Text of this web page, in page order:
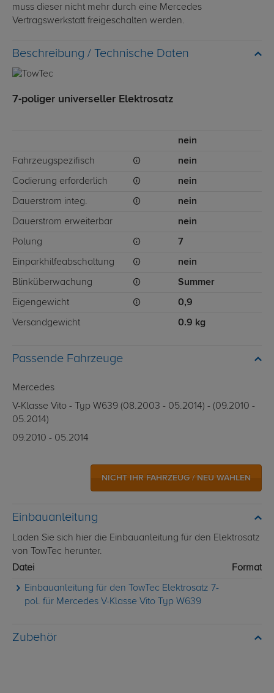
muss dieser nicht mehr durch eine Mercedes
Vertragswerkstatt freigeschalten werden.
Technische Daten
7-poliger universeller Elektrosatz
nein
Fahrzeugspezifisch nein
Codierung erforderlich nein
Dauerstrom integ. nein
Dauerstrom erweiterbar nein
Polung 7
Einparkhilfeabschaltung nein
Blinküberwachung Summer
Eigengewicht 0,9
Versandgewicht 0.9 kg
Passende Fahrzeuge
Mercedes
V-Klasse Vito - Typ W639 (08.2003 - 05.2014) - (09.2010 -
05.2014)
09.2010 - 05.2014
NICHT IHR FAHRZEUG / NEU WÄHLEN
Einbauanleitung
Laden Sie sich hier die Einbauanleitung für den Elektrosatz
von TowTec herunter.
Datei
Format
Einbauanleitung für den TowTec Elektrosatz 7-
pol. für Mercedes V-Klasse Vito Typ W639
Zubehör